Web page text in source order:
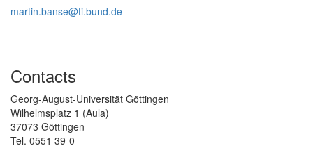
martin.banse@ti.bund.de
Contacts
Georg-August-Universität Göttingen
Wilhelmsplatz 1 (Aula)
37073 Göttingen
Tel. 0551 39-0